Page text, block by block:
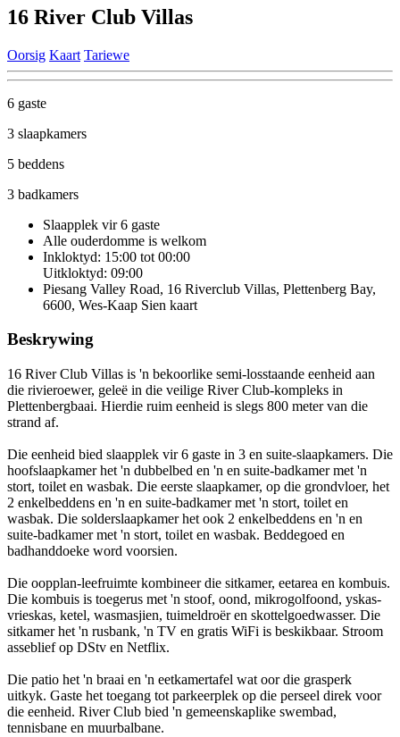
16 River Club Villas
Oorsig Kaart Tariewe
6 gaste
3 slaapkamers
5 beddens
3 badkamers
Slaapplek vir 6 gaste
Alle ouderdomme is welkom
Inkloktyd: 15:00 tot 00:00
Uitkloktyd: 09:00
Piesang Valley Road, 16 Riverclub Villas, Plettenberg Bay,
6600, Wes-Kaap Sien kaart
Beskrywing
16 River Club Villas is 'n bekoorlike semi-losstaande eenheid aan
die rivieroewer, geleë in die veilige River Club-kompleks in
Plettenbergbaai. Hierdie ruim eenheid is slegs 800 meter van die
strand af.
Die eenheid bied slaapplek vir 6 gaste in 3 en suite-slaapkamers. Die
hoofslaapkamer het 'n dubbelbed en 'n en suite-badkamer met 'n
stort, toilet en wasbak. Die eerste slaapkamer, op die grondvloer, het
2 enkelbeddens en 'n en suite-badkamer met 'n stort, toilet en
wasbak. Die solderslaapkamer het ook 2 enkelbeddens en 'n en
suite-badkamer met 'n stort, toilet en wasbak. Beddegoed en
badhanddoeke word voorsien.
Die oopplan-leefruimte kombineer die sitkamer, eetarea en kombuis.
Die kombuis is toegerus met 'n stoof, oond, mikrogolfoond, yskas-
vrieskas, ketel, wasmasjien, tuimeldroër en skottelgoedwasser. Die
sitkamer het 'n rusbank, 'n TV en gratis WiFi is beskikbaar. Stroom
asseblief op DStv en Netflix.
Die patio het 'n braai en 'n eetkamertafel wat oor die grasperk
uitkyk. Gaste het toegang tot parkeerplek op die perseel direk voor
die eenheid. River Club bied 'n gemeenskaplike swembad,
tennisbane en muurbalbane.